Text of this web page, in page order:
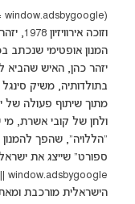
וזוכה
המנון אופטימי שנכתב
יזהר כהן, האיש שהביא
בתולדותיה, משיק
מתוך שיתוף פעולה של
"הללויה", שהפך
הישראלית מורכבת